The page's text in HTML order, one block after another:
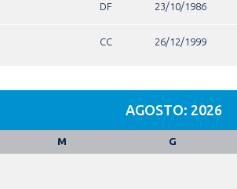
DF 23/10/1986
CC 26/12/1999
AGOSTO: 2026
M G